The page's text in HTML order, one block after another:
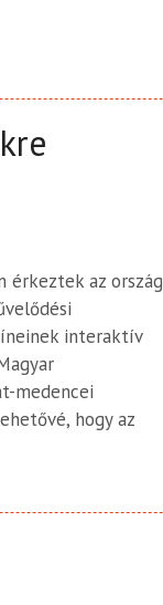
érkeztek az ország
interaktív
medencei
hogy az